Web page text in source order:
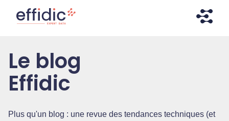
directement
Le blog
Effidic
Plus qu'un blog : une revue des tendances techniques (et